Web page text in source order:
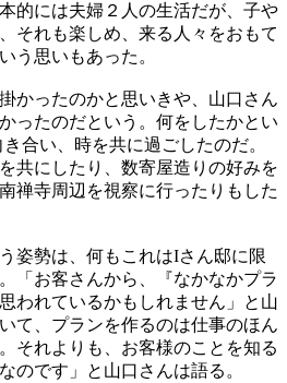
的には夫婦２人の生活だが、子や
それも楽しめ、来る人々をおもて
う思いもあった。
かったのかと思いきや、山口さん
ったのだという。何をしたかとい
合い、時を共に過ごしたのだ。
共にしたり、数寄屋造りの好みを
禅寺周辺を視察に行ったりもした
姿勢は、何もこれはIさん邸に限
「お客さんから、『なかなかプラ
われているかもしれません」と山
て、プランを作るのは仕事のほん
それよりも、お客様のことを知る
のです」と山口さんは語る。